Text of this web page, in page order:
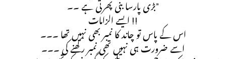
بڑی پارسا بنی پھرتی ہے ۔۔”
ایسے الزامات !!
اس کے پاس تو چاند کا نمبر بھی نہیں تھا ۔۔۔
اسے ضرورت ہی نہیں تھی نمبر رکھنے کی ۔۔۔